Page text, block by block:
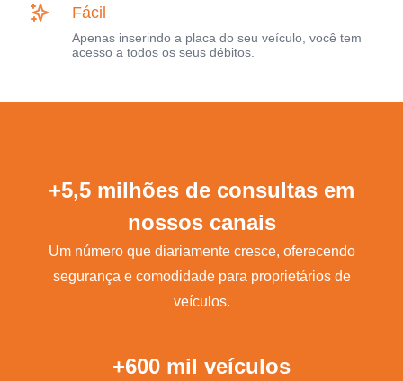
Fácil
Apenas inserindo a placa do seu veículo, você tem
acesso a todos os seus débitos.
+5,5 milhões de consultas em
nossos canais
Um número que diariamente cresce, oferecendo
segurança e comodidade para proprietários de
veículos.
+600 mil veículos